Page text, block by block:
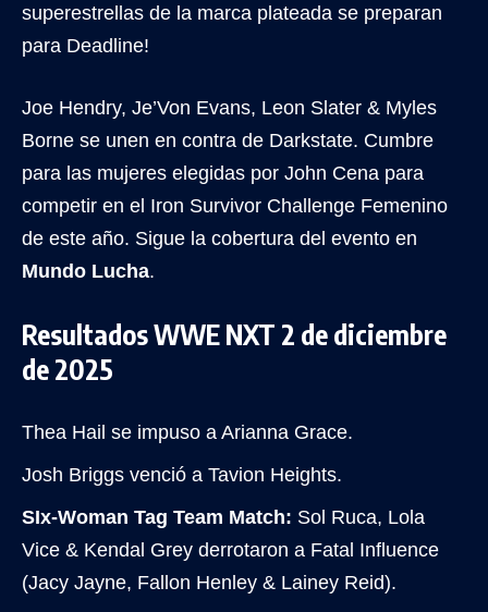
superestrellas de la marca plateada se preparan
para Deadline!
Joe Hendry, Je’Von Evans, Leon Slater & Myles
Borne se unen en contra de Darkstate. Cumbre
para las mujeres elegidas por John Cena para
competir en el Iron Survivor Challenge Femenino
de este año. Sigue la cobertura del evento en
Mundo Lucha.
Resultados WWE NXT 2 de diciembre
de 2025
Thea Hail se impuso a Arianna Grace.
Josh Briggs venció a Tavion Heights.
SIx-Woman Tag Team Match: Sol Ruca, Lola
Vice & Kendal Grey derrotaron a Fatal Influence
(Jacy Jayne, Fallon Henley & Lainey Reid).